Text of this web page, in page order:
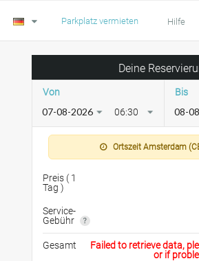
Parkplatz vermieten Hilfe
Deine
Von
06:30
Bis
Ortszeit Amsterdam
Preis (1
Tag )
Service-
Gebühr
Gesamt
Failed to retrieve data,
or if